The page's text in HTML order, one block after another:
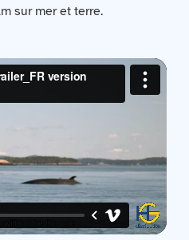
sur mer et terre.